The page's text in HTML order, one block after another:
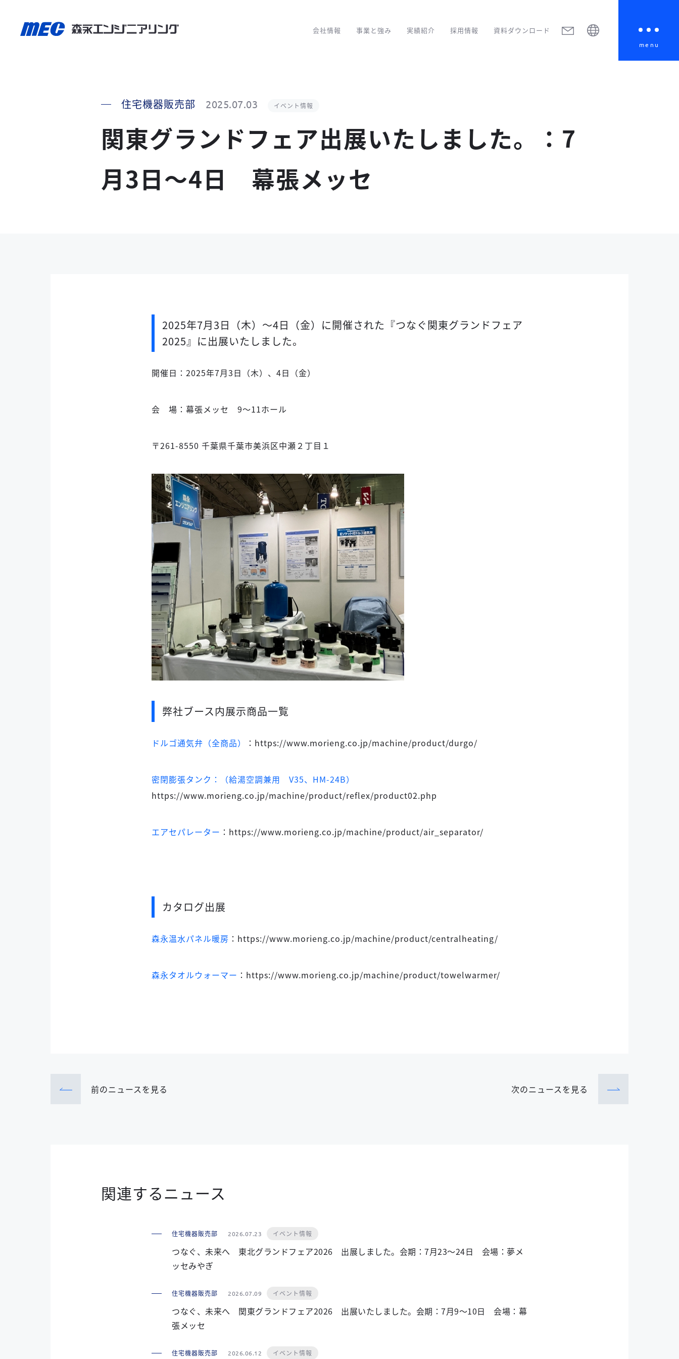
会社情報 事業と強み 実績紹介 採用情報 資料ダウンロード
住宅機器販売部 2025.07.03 イベント情報
関東グランドフェア出展いたしました。：7
月3日～4日 幕張メッセ
2025年7月3日（木）～4日（金）に開催された『つなぐ関東グランドフェア
2025』に出展いたしました。
開催日：2025年7月3日（木）、4日（金）
会 場：幕張メッセ 9～11ホール
〒261-8550 千葉県千葉市美浜区中瀬２丁目１
弊社ブース内展示商品一覧
ドルゴ通気弁（全商品） ：https://www.morieng.co.jp/machine/product/durgo/
密閉膨張タンク：（給湯空調兼用 V35、HM-24B）
https://www.morieng.co.jp/machine/product/reflex/product02.php
エアセパレーター ：https://www.morieng.co.jp/machine/product/air_separator/
カタログ出展
森永温水パネル暖房 ：https://www.morieng.co.jp/machine/product/centralheating/
森永タオルウォーマー ：https://www.morieng.co.jp/machine/product/towelwarmer/
前のニュースを見る 次のニュースを見る
関連するニュース
住宅機器販売部 2026.07.23 イベント情報
つなぐ、未来へ 東北グランドフェア2026 出展しました。会期：7月23～24日 会場：夢メ
ッセみやぎ
住宅機器販売部 2026.07.09 イベント情報
つなぐ、未来へ 関東グランドフェア2026 出展いたしました。会期：7月9～10日 会場：幕
張メッセ
住宅機器販売部 2026.06.12 イベント情報
menu